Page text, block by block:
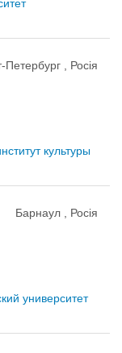
Петербург , Росія
культуры
Барнаул , Росія
университет